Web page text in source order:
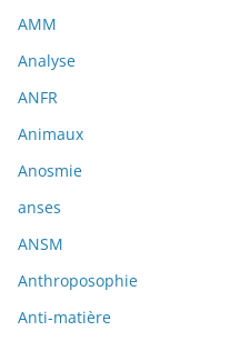
AMM
Analyse
ANFR
Animaux
Anosmie
anses
ANSM
Anthroposophie
Anti-matière